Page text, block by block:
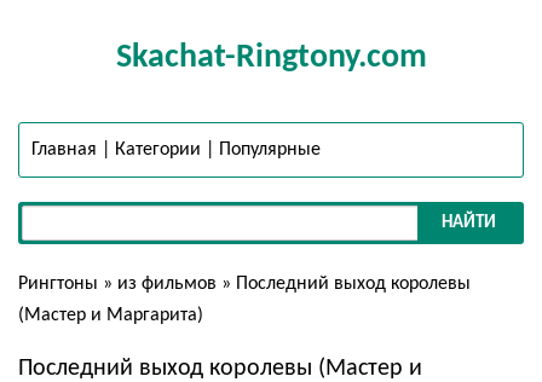
Skachat-Ringtony.com
Главная Категории Популярные
НАЙТИ
Рингтоны » из фильмов » Последний выход королевы
(Мастер и Маргарита)
Последний выход королевы (Мастер и